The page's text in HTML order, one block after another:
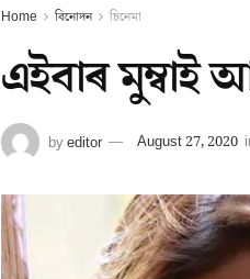
Home বিনোদন চিনেমা
এইবাৰ মুম্বাই
byeditor August 27, 2020